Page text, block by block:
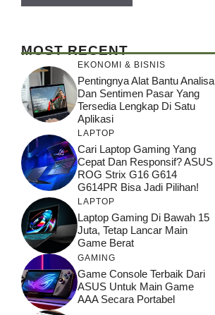
MOST RECENT
EKONOMI & BISNIS
Pentingnya Alat Bantu Analisa
Dan Sentimen Pasar Yang
Tersedia Lengkap Di Satu
Aplikasi
LAPTOP
Cari Laptop Gaming Yang
Cepat Dan Responsif? ASUS
ROG Strix G16 G614
G614PR Bisa Jadi Pilihan!
LAPTOP
Laptop Gaming Di Bawah 15
Juta, Tetap Lancar Main
Game Berat
GAMING
Game Console Terbaik Dari
ASUS Untuk Main Game
AAA Secara Portabel